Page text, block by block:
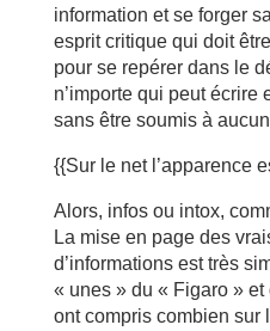
information et se forger
esprit critique qui doit
pour se repérer dans le
n’importe qui peut écrire
sans être soumis à
{{Sur le net l’apparence
Alors, infos ou intox,
La mise en page des
d’informations est très
« unes » du « Figaro »
ont compris combien sur